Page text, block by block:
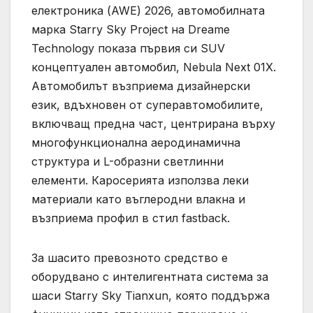
електроника (AWE) 2026, автомобилната
марка Starry Sky Project на Dreame
Technology показа първия си SUV
концептуален автомобил, Nebula Next 01X.
Автомобилът възприема дизайнерски
език, вдъхновен от суперавтомобилите,
включващ предна част, центрирана върху
многофункционална аеродинамична
структура и L-образни светлинни
елементи. Каросерията използва леки
материали като въглеродни влакна и
възприема профил в стил fastback.
За шасито превозното средство е
оборудвано с интелигентната система за
шаси Starry Sky Tianxun, която поддържа